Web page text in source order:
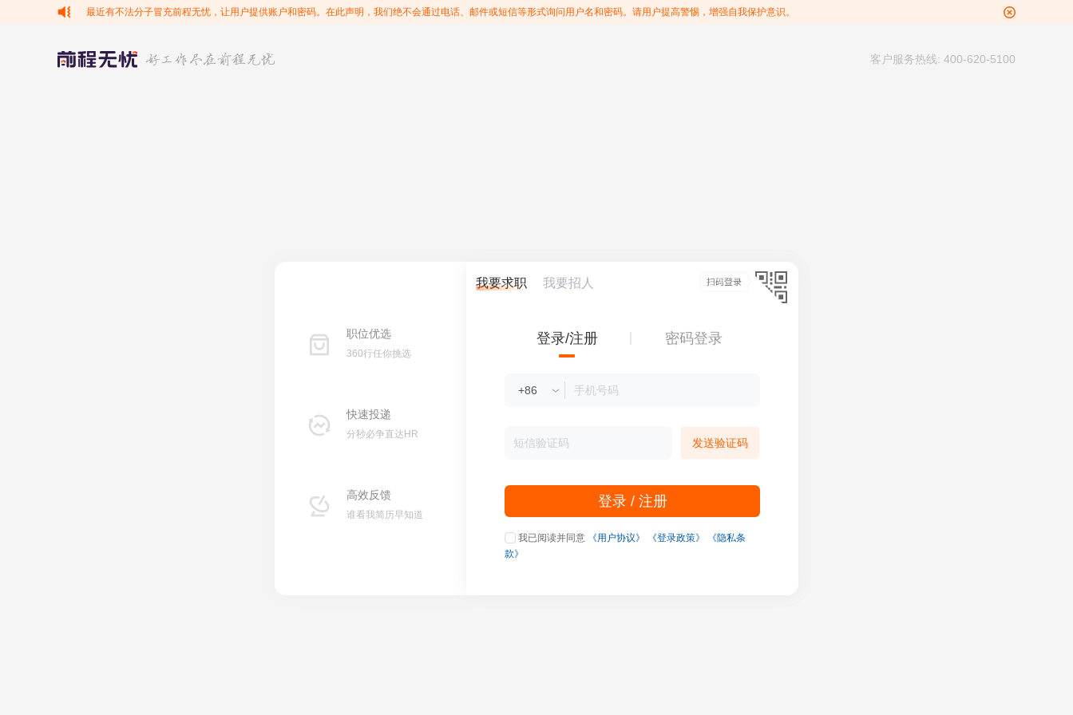
最近有不法分子冒充前程无忧，让用户提供账户和密码。在此声明，我们绝不会通过电话、邮件或短信等形式询问用户名和密码。请用户提高警惕，增强自我保护意识。
客户服务热线: 400-620-5100
职位优选
360行任你挑选
快速投递
分秒必争直达HR
高效反馈
谁看我简历早知道
我要求职 我要招人
登录/注册 密码登录
发送验证码
登录 / 注册
我已阅读并同意 《用户协议》 《登录政策》
《隐私条
款》